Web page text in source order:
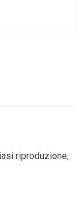
riproduzione,